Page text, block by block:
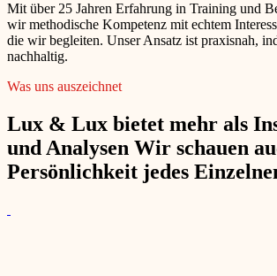
Mit über 25 Jahren Erfahrung in Training und
wir methodische Kompetenz mit echtem
die wir begleiten. Unser Ansatz ist praxisnah,
nachhaltig.
Was uns auszeichnet
Lux & Lux bietet mehr als
und Analysen Wir schauen
Persönlichkeit jedes